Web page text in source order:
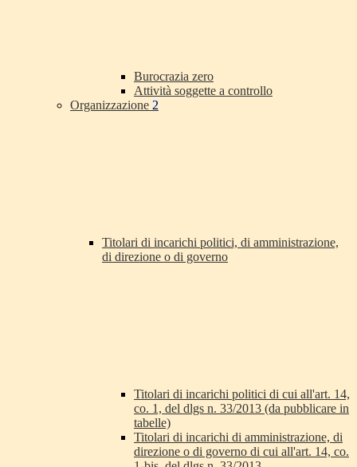
Burocrazia zero
Attività soggette a controllo
Organizzazione 2
Titolari di incarichi politici, di amministrazione,
di direzione o di governo
Titolari di incarichi politici di cui all'art. 14,
co. 1, del dlgs n. 33/2013 (da pubblicare in
tabelle)
Titolari di incarichi di amministrazione, di
direzione o di governo di cui all'art. 14, co.